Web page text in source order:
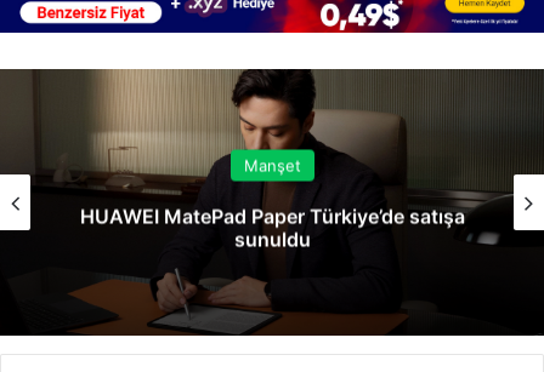
Manşet
HUAWEI MatePad Paper Türkiye’de satışa
sunuldu